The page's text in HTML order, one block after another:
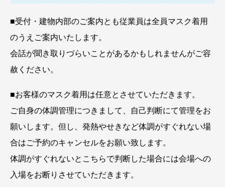
■受付・建物内部のご案内とも従業員は全員マスク着用
のうえご案内いたします。
会話が聞き取りづらいことがあるかもしれませんがご容
赦ください。
■お客様のマスク着用は任意とさせていただきます。
ご自身の体調管理につきまして、自己判断にて管理をお
願いします。但し、発熱やせきなど体調がすぐれない場
合はご予約のキャンセルをお願い致します。
体調がすぐれないとこちらで判断した場合には会場への
入場をお断りさせていただきます。